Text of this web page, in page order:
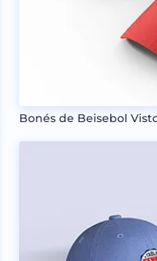
Bonés de Beisebol